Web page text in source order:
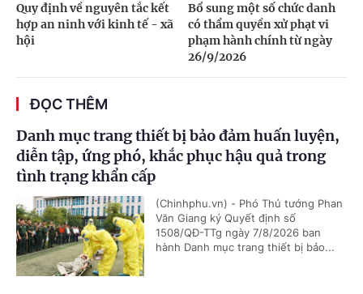
Quy định về nguyên tắc kết
hợp an ninh với kinh tế - xã
hội
Bổ sung một số chức danh
có thẩm quyền xử phạt vi
phạm hành chính từ ngày
26/9/2026
ĐỌC THÊM
Danh mục trang thiết bị bảo đảm huấn luyện,
diễn tập, ứng phó, khắc phục hậu quả trong
tình trạng khẩn cấp
(Chinhphu.vn) - Phó Thủ tướng Phan
Văn Giang ký Quyết định số
1508/QĐ-TTg ngày 7/8/2026 ban
hành Danh mục trang thiết bị bảo...